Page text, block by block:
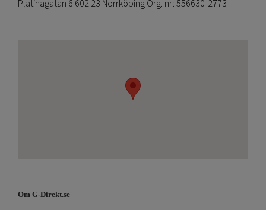
Platinagatan 6 602 23 Norrköping Org. nr: 556630-2773
Om G-Direkt.se